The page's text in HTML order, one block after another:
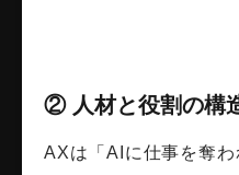
② 人材と役割の構
AXは「AIに仕事を奪